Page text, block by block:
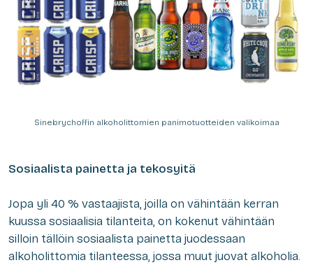
Sinebrychoffin alkoholittomien panimotuotteiden valikoimaa
Sosiaalista painetta ja tekosyitä
Jopa yli 40 % vastaajista, joilla on vähintään kerran
kuussa sosiaalisia tilanteita, on kokenut vähintään
silloin tällöin sosiaalista painetta juodessaan
alkoholittomia tilanteessa, jossa muut juovat alkoholia.